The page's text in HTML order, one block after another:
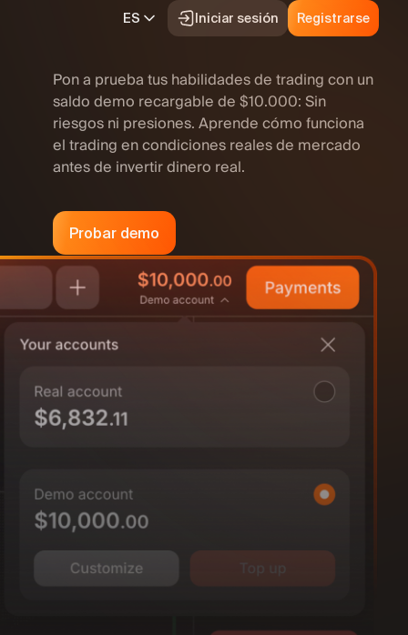
básicos del trading con margen
retiradas
ES Iniciar sesión Registrarse
Pon a prueba tus habilidades de trading con un
saldo demo recargable de $10.000: Sin
riesgos ni presiones. Aprende cómo funciona
el trading en condiciones reales de mercado
antes de invertir dinero real.
Probar demo